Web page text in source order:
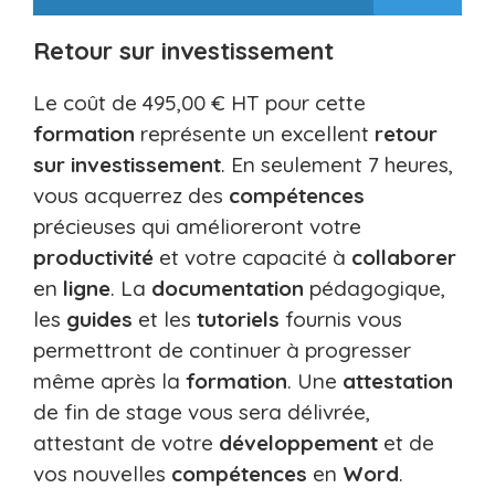
Retour sur investissement
Le coût de 495,00 € HT pour cette
formation représente un excellent retour
sur investissement. En seulement 7 heures,
vous acquerrez des compétences
précieuses qui amélioreront votre
productivité et votre capacité à collaborer
en ligne. La documentation pédagogique,
les guides et les tutoriels fournis vous
permettront de continuer à progresser
même après la formation. Une attestation
de fin de stage vous sera délivrée,
attestant de votre développement et de
vos nouvelles compétences en Word.